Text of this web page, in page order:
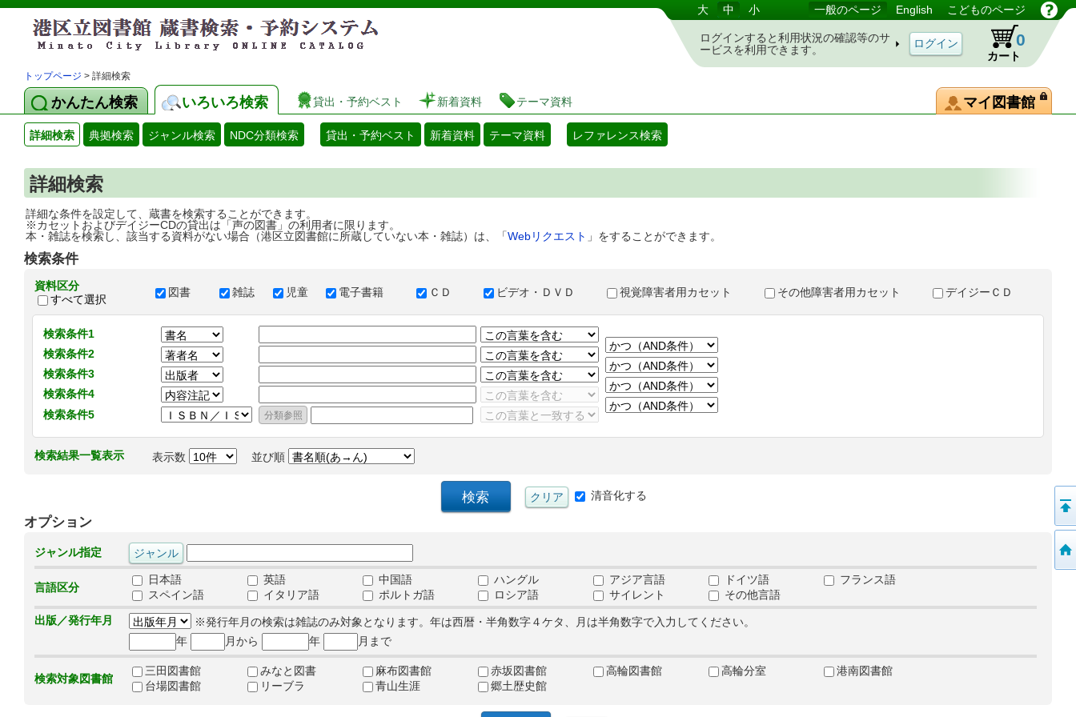
港区立図書館 蔵書検索・予約システム 大 中 小 一般のページ English こどものページ
ログインすると利用状況の確認等のサ
ービスを利用できます。
カート
0
トップページ > 詳細検索
かんたん検索 いろいろ検索 貸出・予約ベスト 新着資料 テーマ資料 マイ図書館
詳細検索 典拠検索 ジャンル検索 NDC分類検索 貸出・予約ベスト 新着資料 テーマ資料 レファレンス検索
詳細検索
詳細な条件を設定して、蔵書を検索することができます。
※カセットおよびデイジーCDの貸出は「声の図書」の利用者に限ります。
本・雑誌を検索し、該当する資料がない場合（港区立図書館に所蔵していない本・雑誌）は、「Webリクエスト 」をすることができます。
検索条件
資料区分
すべて選択
図書 雑誌 児童 電子書籍 ＣＤ ビデオ・ＤＶＤ 視覚障害者用カセット その他障害者用カセット デイジーＣＤ
検索条件1
検索条件2
検索条件3
検索条件4
検索条件5
検索結果一覧表示 表示数 並び順
清音化する
オプション
ジャンル指定
言語区分
日本語 英語 中国語 ハングル アジア言語 ドイツ語
フランス語
スペイン語
イタリア語 ポルトガ語 ロシア語 サイレント
その他言語
出版／発行年月
※発行年月の検索は雑誌のみ対象となります。年は西暦・半角数字４ケタ、月は半角数字で入力してください。
年
月から 年 月まで
検索対象図書館
三田図書館 みなと図書 麻布図書館 赤坂図書館 高輪図書館 高輪分室
港南図書館
台場図書館
リーブラ 青山生涯 郷土歴史館